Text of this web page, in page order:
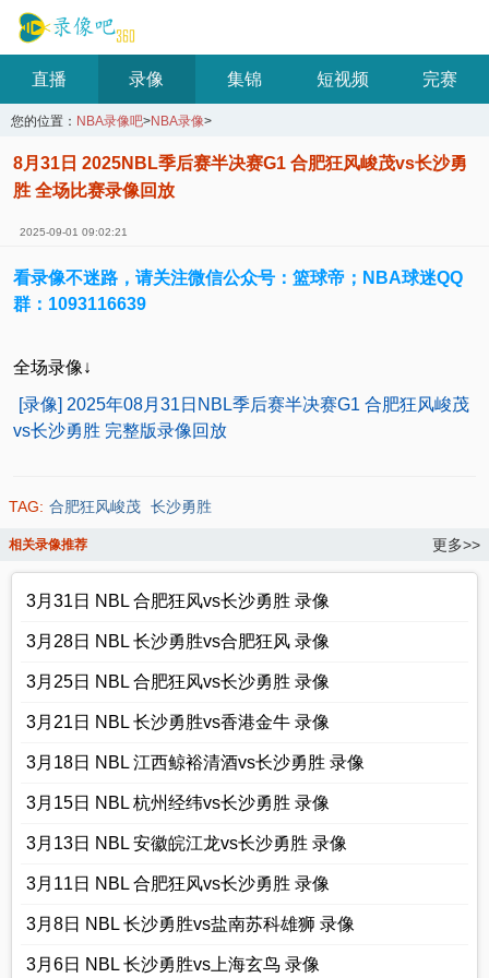
直播 录像 集锦 短视频 完赛
您的位置： NBA录像吧>NBA录像>
8月31日 2025NBL季后赛半决赛G1 合肥狂风峻茂vs长沙勇
胜 全场比赛录像回放
2025-09-01 09:02:21
看录像不迷路，请关注微信公众号：篮球帝；NBA球迷QQ
群：1093116639
全场录像↓
[录像] 2025年08月31日NBL季后赛半决赛G1 合肥狂风峻茂
vs长沙勇胜 完整版录像回放
TAG: 合肥狂风峻茂 长沙勇胜
相关录像推荐 更多>>
3月31日 NBL 合肥狂风vs长沙勇胜 录像
3月28日 NBL 长沙勇胜vs合肥狂风 录像
3月25日 NBL 合肥狂风vs长沙勇胜 录像
3月21日 NBL 长沙勇胜vs香港金牛 录像
3月18日 NBL 江西鲸裕清酒vs长沙勇胜 录像
3月15日 NBL 杭州经纬vs长沙勇胜 录像
3月13日 NBL 安徽皖江龙vs长沙勇胜 录像
3月11日 NBL 合肥狂风vs长沙勇胜 录像
3月8日 NBL 长沙勇胜vs盐南苏科雄狮 录像
3月6日 NBL 长沙勇胜vs上海玄鸟 录像